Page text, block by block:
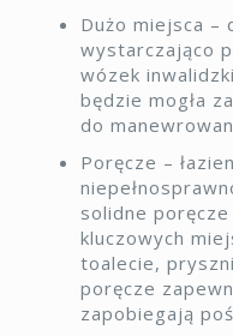
Dużo miejsca –
wystarczająco
wózek
będzie mogła
do
Poręcze –
solidne
kluczowych
toalecie,
poręcze
zapobiegają